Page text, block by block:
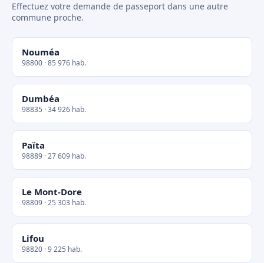
Effectuez votre demande de passeport dans une autre
commune proche.
Nouméa
98800 · 85 976 hab.
Dumbéa
98835 · 34 926 hab.
Païta
98889 · 27 609 hab.
Le Mont-Dore
98809 · 25 303 hab.
Lifou
98820 · 9 225 hab.